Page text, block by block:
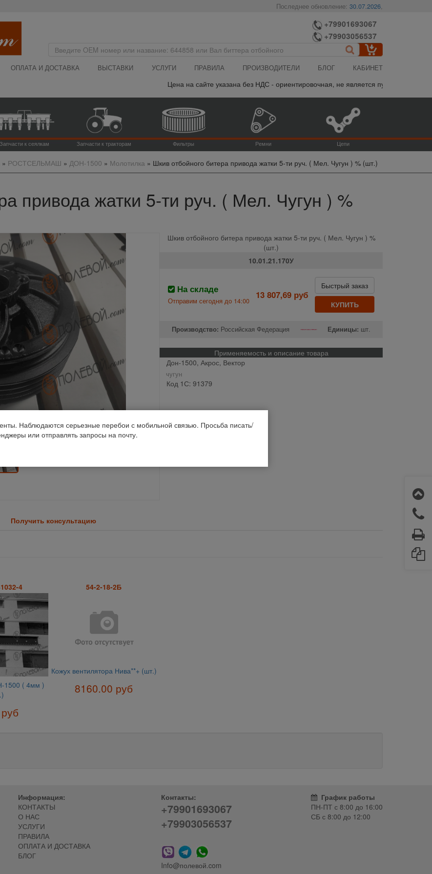
Последнее обновление:30.07.2026,
+79901693067
+79903056537
ОПЛАТА И ДОСТАВКА ВЫСТАВКИ УСЛУГИ ПРАВИЛА ПРОИЗВОДИТЕЛИ БЛОГ КАБИНЕТ
Цена на сайте указана без НДС - ориентировочная, не является публичной
Запчасти к сеялкам Запчасти к тракторам Фильтры Ремни Цепи
» РОСТСЕЛЬМАШ » ДОН-1500 » Молотилка» Шкив отбойного битера привода жатки 5-ти руч. ( Мел. Чугун ) % (шт.)
привода жатки 5-ти руч. ( Мел. Чугун ) %
Шкив отбойного битера привода жатки 5-ти руч. ( Мел. Чугун ) %
(шт.)
10.01.21.170У
На складе
Отправим сегодня до 14:00
13 807,69 руб
Быстрый заказ
КУПИТЬ
Производство: Российская Федерация Единицы: шт.
Применяемость и описание товара
Дон-1500, Акрос, Вектор
чугун
Код 1С: 91379
Получить консультацию
4
1500 ( 4мм )
54-2-18-2Б
Кожух вентилятора Нива**+ (шт.)
8160.00 руб
Информация:
КОНТАКТЫ
О НАС
УСЛУГИ
ПРАВИЛА
ОПЛАТА И ДОСТАВКА
БЛОГ
Контакты:
+79901693067
+79903056537
Info@полевой.com
График работы
ПН-ПТ с8:00 до 16:00
СБ с8:00 до 12:00
Наблюдаются серьезные перебои с мобильной связью. Просьба писать/
или отправлять запросы на почту.